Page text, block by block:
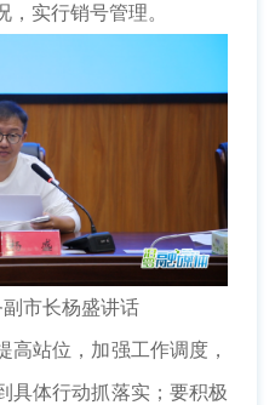
实行销号管理。
市长杨盛讲话
站位，加强工作调度，
具体行动抓落实；要积极